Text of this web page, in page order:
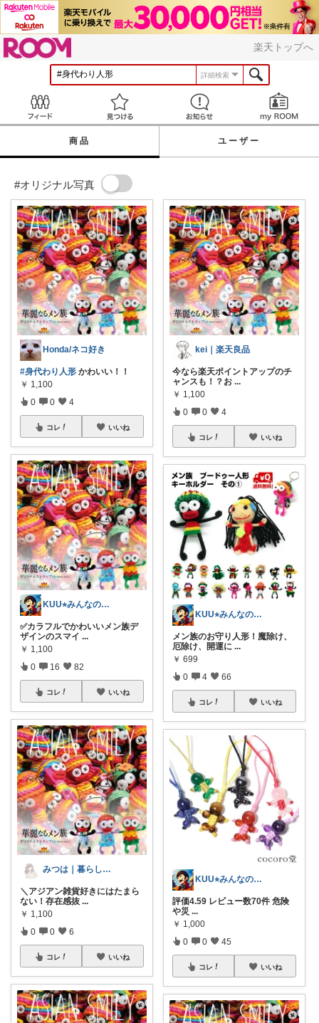
楽天トップへ
詳細検索
見つける お知らせ
商品 ユーザー
#オリジナル写真
Honda/ネコ好き
#身代わり人形 かわいい！！
￥ 1,100
0 0 4
コレ いいね
KUU⭐︎みんなの部屋
✅カラフルでかわいいメン族デ
ザインのスマイ ...
￥ 1,100
0 16 82
コレ いいね
みつは｜暮らしのヒント帳
＼アジアン雑貨好きにはたまら
ない！存在感抜 ...
￥ 1,100
0 0 6
コレ いいね
kei｜楽天良品
今なら楽天ポイントアップのチ
ャンスも！？お ...
￥ 1,100
0 0 4
コレ いいね
KUU⭐︎みんなの部屋
メン族のお守り人形！魔除け、
厄除け、開運に ...
￥ 699
0 4 66
コレ いいね
KUU⭐︎みんなの部屋
評価4.59 レビュー数70件 危険
や災 ...
￥ 1,000
0 0 45
コレ いいね